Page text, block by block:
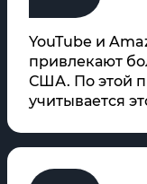
YouTube и
привлекают
США. По этой
учитывается